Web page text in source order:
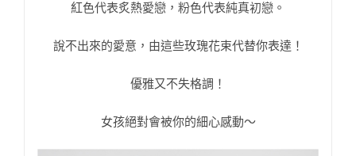
紅色代表炙熱愛戀，粉色代表純真初戀。
說不出來的愛意，由這些玫瑰花束代替你表達！
優雅又不失格調！
女孩絕對會被你的細心感動～